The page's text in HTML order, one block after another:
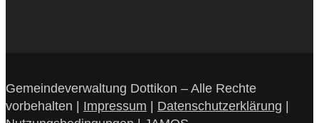
Gemeindeverwaltung Dottikon – Alle Rechte
vorbehalten | Impressum | Datenschutzerklärung |